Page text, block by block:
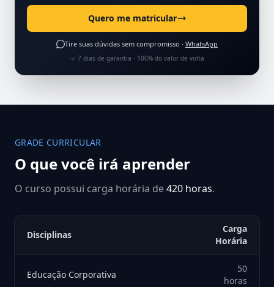
Quero me matricular
Tire suas dúvidas sem compromisso · WhatsApp
✓ 7 dias de garantia · 100% do valor de volta
GRADE CURRICULAR
O que você irá aprender
O curso possui carga horária de420 horas.
Disciplinas
Carga
Horária
Educação Corporativa
50
horas